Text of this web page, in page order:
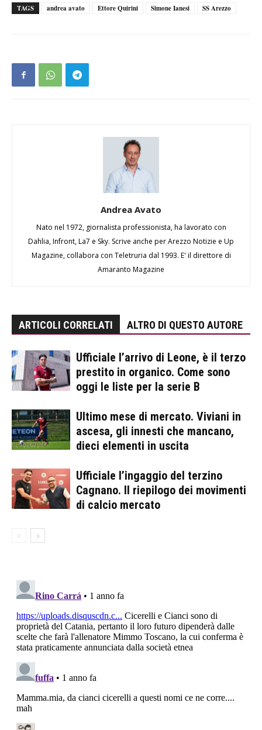
TAGS andrea avato Ettore Quirini Simone Ianesi SS Arezzo
Andrea Avato
Nato nel 1972, giornalista professionista, ha lavorato con
Dahlia, Infront, La7 e Sky. Scrive anche per Arezzo Notizie e Up
Magazine, collabora con Teletruria dal 1993. E' il direttore di
Amaranto Magazine
ARTICOLI CORRELATI ALTRO DI QUESTO AUTORE
Ufficiale l’arrivo di Leone, è il terzo
prestito in organico. Come sono
oggi le liste per la serie B
Ultimo mese di mercato. Viviani in
ascesa, gli innesti che mancano,
dieci elementi in uscita
Ufficiale l’ingaggio del terzino
Cagnano. Il riepilogo dei movimenti
di calcio mercato